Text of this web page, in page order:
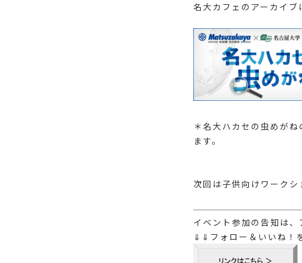
名大カフェのアーカイブ
＊名大ハカセの虫めが
ます。
次回は子供向けワーク
イベント参加の告知は
⇓⇓フォロー＆いいね！